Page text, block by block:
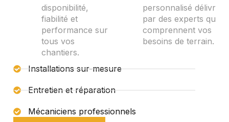
disponibilité,
fiabilité et
performance sur
tous vos
chantiers.
personnalisé délivré
par des experts qui
comprennent vos
besoins de terrain.
Installations sur-mesure
Entretien et réparation
Mécaniciens professionnels